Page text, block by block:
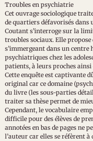
Troubles en psychiatrie
Cet ouvrage sociologique
de quartiers défavorisés dans
Coutant s’interroge sur la
troubles sociaux. Elle propose
s’immergeant dans un
psychiatriques chez les
patients, à leurs proches ainsi
Cette enquête est captivante
original car ce domaine
du livre (les sous-parties
traiter sa thèse permet de
Cependant, le vocabulaire
difficile pour des élèves de
annotées en bas de pages ne
l’auteur car elles se réfèrent à